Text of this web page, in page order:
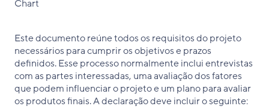
Este documento reúne todos os requisitos do projeto
necessários para cumprir os objetivos e prazos
definidos. Esse processo normalmente inclui entrevistas
com as partes interessadas, uma avaliação dos fatores
que podem influenciar o projeto e um plano para avaliar
os produtos finais. A declaração deve incluir o seguinte: